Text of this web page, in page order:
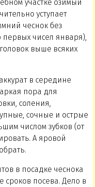
участке озимый
уступает
чеснок без
чисел января),
выше всяких
в середине
пора для
соления,
сочные и острые
числом зубков (от
А яровой
в посадке чеснока
сроков посева. Дело в